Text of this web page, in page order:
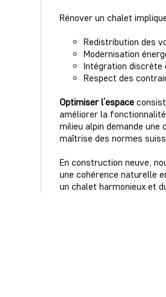
Rénover un chalet
Redistribution des
Modernisation
Intégration discrète
Respect des
Optimiser l’espace
améliorer la
milieu alpin demande
maîtrise des normes
En construction neuve,
une cohérence naturelle
un chalet harmonieux et